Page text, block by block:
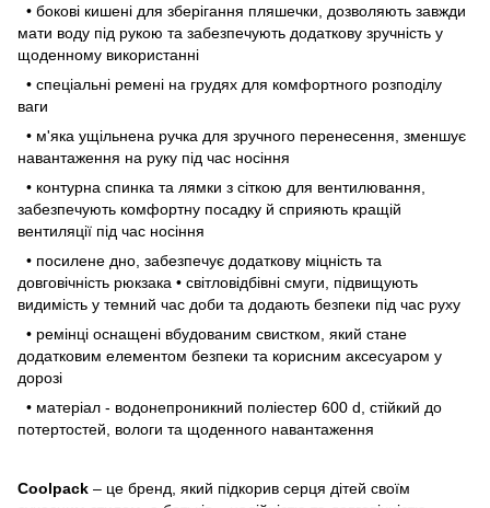
• бокові кишені для зберігання пляшечки, дозволяють завжди
мати воду під рукою та забезпечують додаткову зручність у
щоденному використанні
• спеціальні ремені на грудях для комфортного розподілу
ваги
• м'яка ущільнена ручка для зручного перенесення, зменшує
навантаження на руку під час носіння
• контурна спинка та лямки з сіткою для вентилювання,
забезпечують комфортну посадку й сприяють кращій
вентиляції під час носіння
• посилене дно, забезпечує додаткову міцність та
довговічність рюкзака • світловідбівні смуги, підвищують
видимість у темний час доби та додають безпеки під час руху
• ремінці оснащені вбудованим свистком, який стане
додатковим елементом безпеки та корисним аксесуаром у
дорозі
• матеріал - водонепроникний поліестер 600 d, стійкий до
потертостей, вологи та щоденного навантаження
Coolpack – це бренд, який підкорив серця дітей своїм